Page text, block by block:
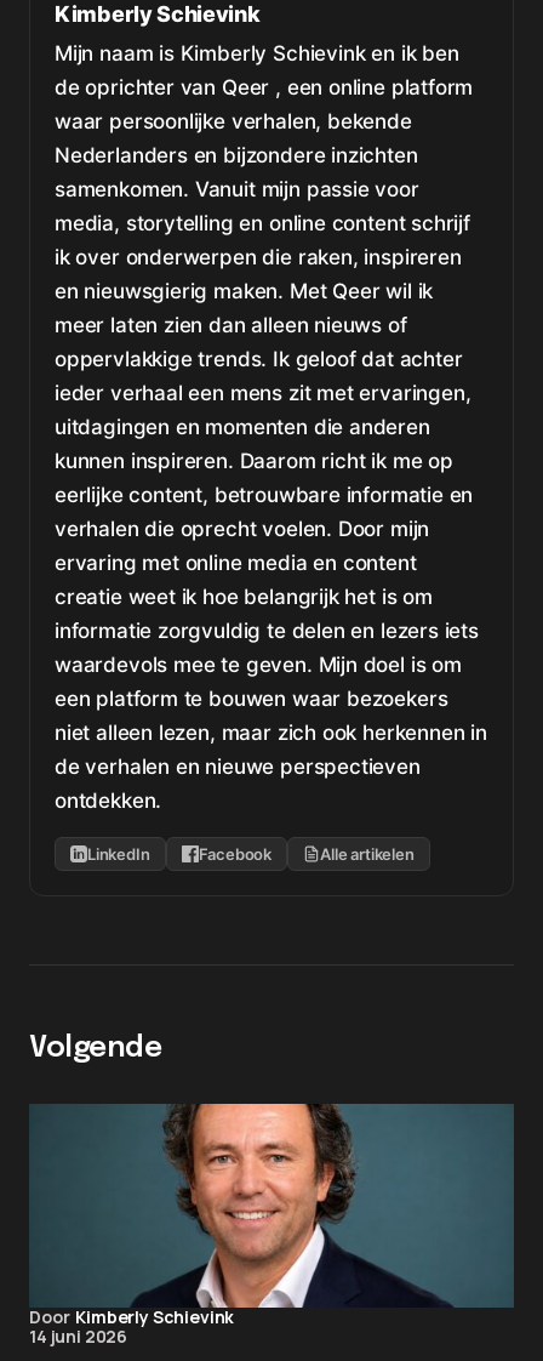
Kimberly Schievink
Mijn naam is Kimberly Schievink en ik ben
de oprichter van Qeer , een online platform
waar persoonlijke verhalen, bekende
Nederlanders en bijzondere inzichten
samenkomen. Vanuit mijn passie voor
media, storytelling en online content schrijf
ik over onderwerpen die raken, inspireren
en nieuwsgierig maken. Met Qeer wil ik
meer laten zien dan alleen nieuws of
oppervlakkige trends. Ik geloof dat achter
ieder verhaal een mens zit met ervaringen,
uitdagingen en momenten die anderen
kunnen inspireren. Daarom richt ik me op
eerlijke content, betrouwbare informatie en
verhalen die oprecht voelen. Door mijn
ervaring met online media en content
creatie weet ik hoe belangrijk het is om
informatie zorgvuldig te delen en lezers iets
waardevols mee te geven. Mijn doel is om
een platform te bouwen waar bezoekers
niet alleen lezen, maar zich ook herkennen in
de verhalen en nieuwe perspectieven
ontdekken.
LinkedIn Facebook Alle artikelen
Volgende
Door Kimberly Schievink
14 juni 2026